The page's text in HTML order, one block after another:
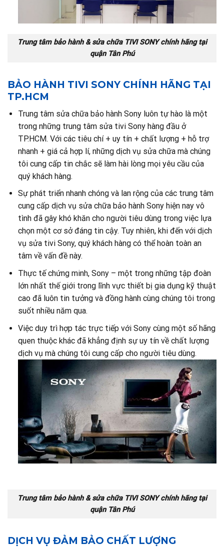
Trung tâm bảo hành & sửa chữa TIVI SONY chính hãng tại
quận Tân Phú
BẢO HÀNH TIVI SONY CHÍNH HÃNG TẠI
TP.HCM
Trung tâm sửa chữa bảo hành Sony luôn tự hào là một
trong những trung tâm sửa tivi Sony hàng đầu ở
TP.HCM. Với các tiêu chí + uy tín + chất lượng + hỗ trợ
nhanh + giá cả hợp lí, những dịch vụ sửa chữa mà chúng
tôi cung cấp tin chắc sẽ làm hài lòng mọi yêu cầu của
quý khách hàng.
Sự phát triển nhanh chóng và lan rộng của các trung tâm
cung cấp dịch vụ sửa chữa bảo hành Sony hiện nay vô
tình đã gây khó khăn cho người tiêu dùng trong việc lựa
chọn một cơ sở đáng tin cậy. Tuy nhiên, khi đến với dịch
vụ sửa tivi Sony, quý khách hàng có thể hoàn toàn an
tâm về vấn đề này.
Thực tế chứng minh, Sony – một trong những tập đoàn
lớn nhất thế giới trong lĩnh vực thiết bị gia dụng kỹ thuật
cao đã luôn tin tưởng và đồng hành cùng chúng tôi trong
suốt nhiều năm qua.
Việc duy trì hợp tác trực tiếp với Sony cùng một số hãng
quen thuộc khác đã khẳng định sự uy tín về chất lượng
dịch vụ mà chúng tôi cung cấp cho người tiêu dùng.
Trung tâm bảo hành & sửa chữa TIVI SONY chính hãng tại
quận Tân Phú
DỊCH VỤ ĐẢM BẢO CHẤT LƯỢNG